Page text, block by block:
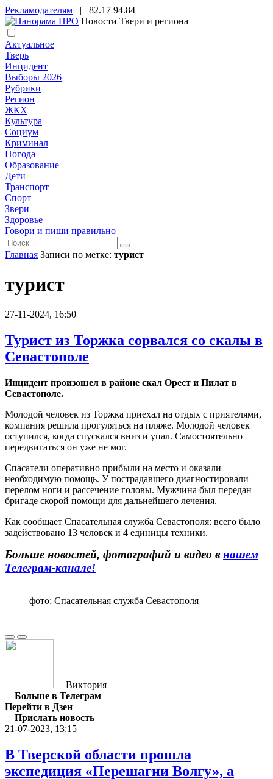
Рекламодателям | 82.17 94.84
Новости Твери и региона
Актуальное
Тверь
Инцидент
Выборы 2026
Рубрики
Регион
ЖКХ
Культура
Социум
Криминал
Погода
Образование
Дети
Транспорт
Спорт
Звери
Здоровье
Говори и пиши правильно
Главная Записи по метке: турист
турист
27-11-2024, 16:50
Турист из Торжка сорвался со скалы в
Севастополе
Инцидент произошел в районе скал Орест и Пилат в
Севастополе.
Молодой человек из Торжка приехал на отдых с приятелями,
компания решила прогуляться на пляже. Молодой человек
оступился, когда спускался вниз и упал. Самостоятельно
передвигаться он уже не мог.
Спасатели оперативно прибыли на место и оказали
необходимую помощь. У пострадавшего диагностировали
перелом ноги и рассечение головы. Мужчина был передан
бригаде скорой помощи для дальнейшего лечения.
Как сообщает Спасательная служба Севастополя: всего было
задействовано 13 человек и 4 единицы техники.
Больше новостей, фотографий и видео в нашем
Телеграм-канале!
фото: Спасательная служба Севастополя
Виктория
Больше в Телеграм
Перейти в Дзен
Прислать новость
21-07-2023, 13:15
В Тверской области прошла
экспедиция «Перешагни Волгу», а